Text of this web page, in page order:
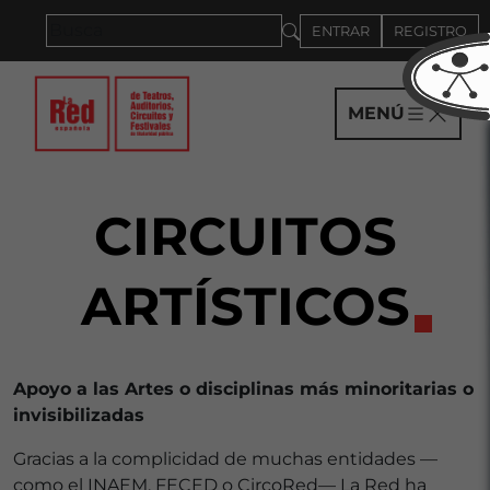
ENTRAR REGISTRO
MENÚ
CIRCUITOS
ARTÍSTICOS
Apoyo a las Artes o disciplinas más minoritarias o
invisibilizadas
Gracias a la complicidad de muchas entidades —
como el INAEM, FECED o CircoRed— La Red ha